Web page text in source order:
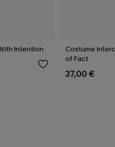
Intention
Costume
of Fact
37,00 €